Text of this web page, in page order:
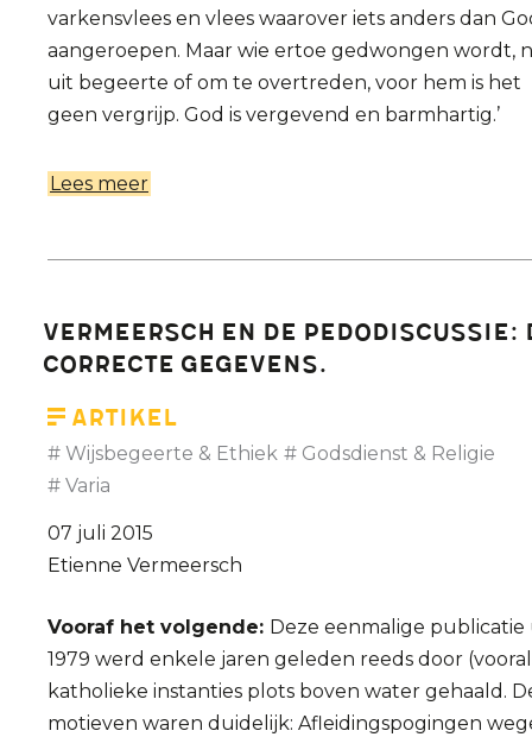
varkensvlees en vlees waarover iets anders dan
aangeroepen. Maar wie ertoe gedwongen wordt,
uit begeerte of om te overtreden, voor hem is het
geen vergrijp. God is vergevend en barmhartig.’
Lees meer
goed
Vermeersch en de pedodiscussie:
correcte gegevens.
Artikel
Wijsbegeerte & Ethiek
Godsdienst & Religie
Varia
07 juli 2015
Etienne Vermeersch
Vooraf het volgende: Deze eenmalige publicatie
1979 werd enkele jaren geleden reeds door
katholieke instanties plots boven water gehaald.
motieven waren duidelijk: Afleidingspogingen